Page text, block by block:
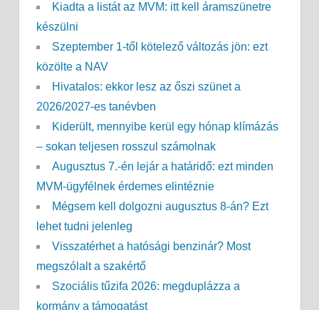
Kiadta a listát az MVM: itt kell áramszünetre
készülni
Szeptember 1-től kötelező változás jön: ezt
közölte a NAV
Hivatalos: ekkor lesz az őszi szünet a
2026/2027-es tanévben
Kiderült, mennyibe kerül egy hónap klímázás
– sokan teljesen rosszul számolnak
Augusztus 7.-én lejár a határidő: ezt minden
MVM-ügyfélnek érdemes elintéznie
Mégsem kell dolgozni augusztus 8-án? Ezt
lehet tudni jelenleg
Visszatérhet a hatósági benzinár? Most
megszólalt a szakértő
Szociális tűzifa 2026: megduplázza a
kormány a támogatást